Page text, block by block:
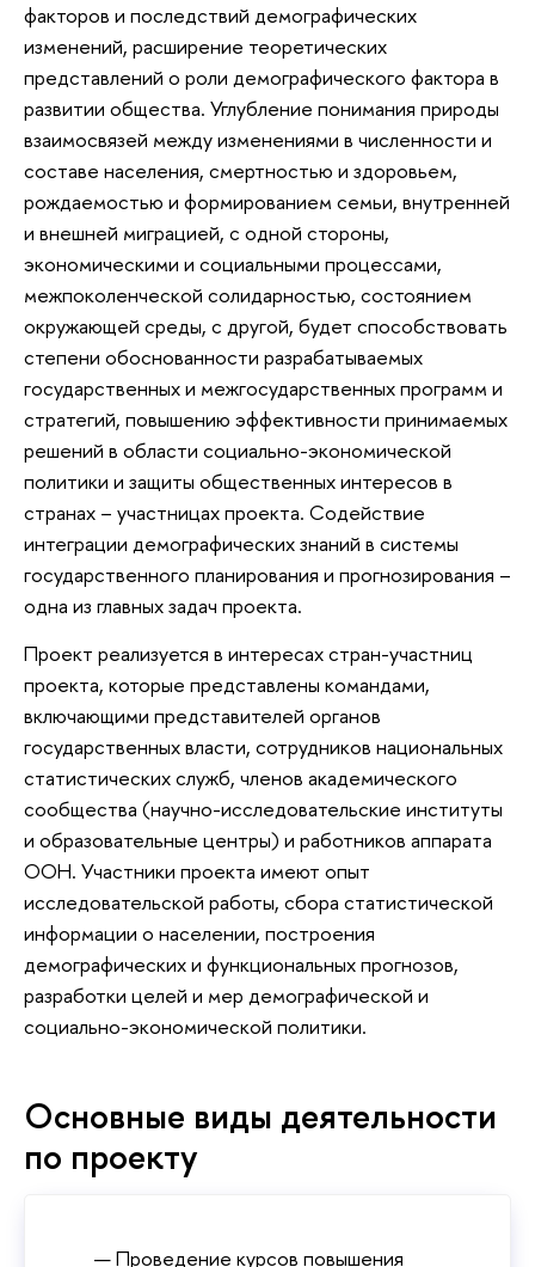
факторов и последствий демографических
изменений, расширение теоретических
представлений о роли демографического фактора в
развитии общества. Углубление понимания природы
взаимосвязей между изменениями в численности и
составе населения, смертностью и здоровьем,
рождаемостью и формированием семьи, внутренней
и внешней миграцией, с одной стороны,
экономическими и социальными процессами,
межпоколенческой солидарностью, состоянием
окружающей среды, с другой, будет способствовать
степени обоснованности разрабатываемых
государственных и межгосударственных программ и
стратегий, повышению эффективности принимаемых
решений в области социально-экономической
политики и защиты общественных интересов в
странах – участницах проекта. Содействие
интеграции демографических знаний в системы
государственного планирования и прогнозирования –
одна из главных задач проекта.
Проект реализуется в интересах стран-участниц
проекта, которые представлены командами,
включающими представителей органов
государственных власти, сотрудников национальных
статистических служб, членов академического
сообщества (научно-исследовательские институты
и образовательные центры) и работников аппарата
ООН. Участники проекта имеют опыт
исследовательской работы, сбора статистической
информации о населении, построения
демографических и функциональных прогнозов,
разработки целей и мер демографической и
социально-экономической политики.
Основные виды деятельности
по проекту
Проведение курсов повышения